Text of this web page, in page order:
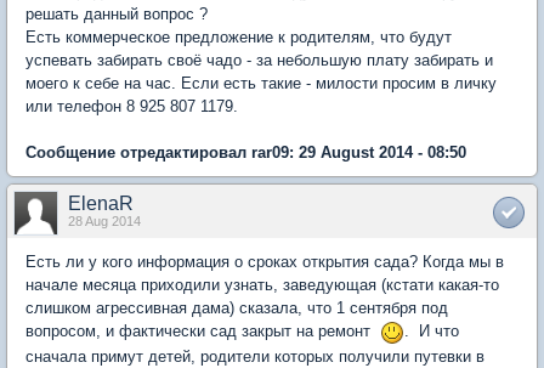
решать данный вопрос ?
Есть коммерческое предложение к родителям, что будут
успевать забирать своё чадо - за небольшую плату забирать и
моего к себе на час. Если есть такие - милости просим в личку
или телефон 8 925 807 1179.
Сообщение отредактировал rar09: 29 August 2014 - 08:50
ElenaR
28 Aug 2014
Есть ли у кого информация о сроках открытия сада? Когда мы в
начале месяца приходили узнать, заведующая (кстати какая-то
слишком агрессивная дама) сказала, что 1 сентября под
вопросом, и фактически сад закрыт на ремонт
. И что
сначала примут детей, родители которых получили путевки в